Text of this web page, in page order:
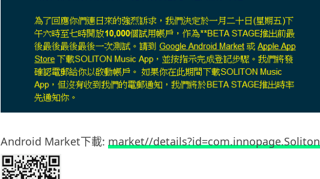
Android Market下載: market//details?id=com.innopage.Soliton